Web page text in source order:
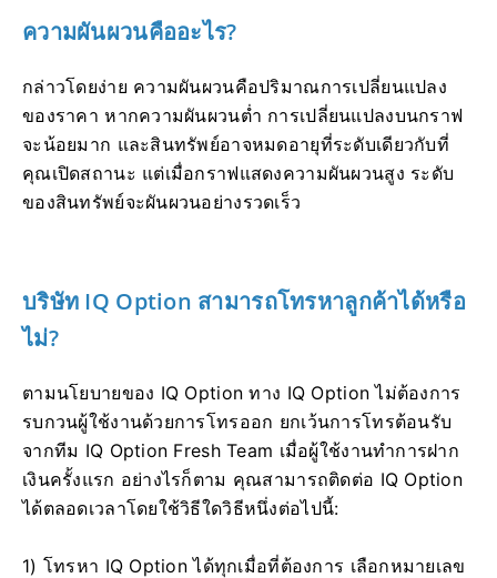
ความผันผวนคืออะไร?
กล่าวโดยง่าย ความผันผวนคือปริมาณการเปลี่ยนแปลง
ของราคา หากความผันผวนต่ำ การเปลี่ยนแปลงบนกราฟ
จะน้อยมาก และสินทรัพย์อาจหมดอายุที่ระดับเดียวกับที่
คุณเปิดสถานะ แต่เมื่อกราฟแสดงความผันผวนสูง ระดับ
ของสินทรัพย์จะผันผวนอย่างรวดเร็ว
บริษัท IQ Option สามารถโทรหาลูกค้าได้หรือ
ไม่?
ตามนโยบายของ IQ Option ทาง IQ Option ไม่ต้องการ
รบกวนผู้ใช้งานด้วยการโทรออก ยกเว้นการโทรต้อนรับ
จากทีม IQ Option Fresh Team เมื่อผู้ใช้งานทำการฝาก
เงินครั้งแรก อย่างไรก็ตาม คุณสามารถติดต่อ IQ Option
ได้ตลอดเวลาโดยใช้วิธีใดวิธีหนึ่งต่อไปนี้:
1) โทรหา IQ Option ได้ทุกเมื่อที่ต้องการ เลือกหมายเลข